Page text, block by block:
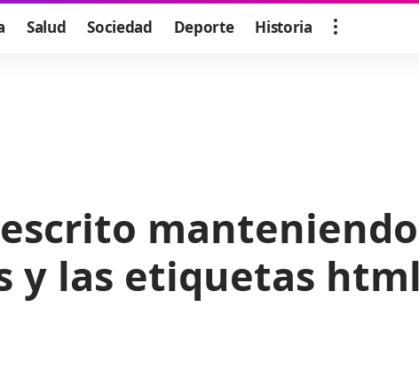
Salud Sociedad Deporte Historia
y las etiquetas html